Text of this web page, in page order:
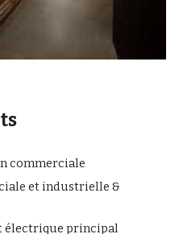
commerciale
et industrielle &
électrique principal